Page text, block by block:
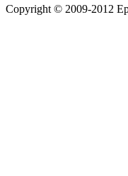
Copyright © 2009-2012